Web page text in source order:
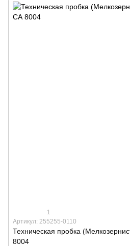
1
Артикул: 255255-0110
Техническая пробка
8004